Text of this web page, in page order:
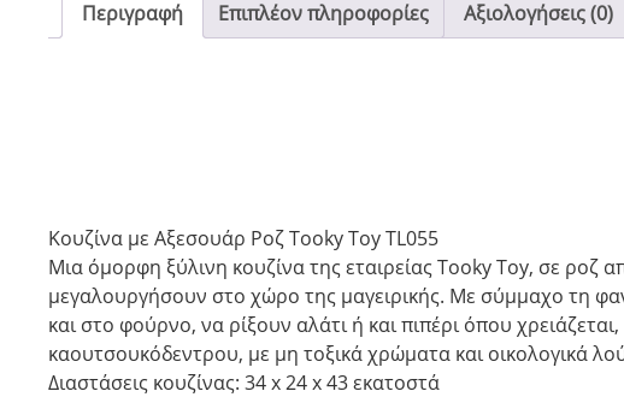
Περιγραφή Επιπλέον πληροφορίες Αξιολογήσεις (0)
Κουζίνα με Αξεσουάρ Ροζ Tooky Toy TL055
Μια όμορφη ξύλινη κουζίνα της εταιρείας Tooky Toy, σε
μεγαλουργήσουν στο χώρο της μαγειρικής. Με σύμμαχο τη
και στο φούρνο, να ρίξουν αλάτι ή και πιπέρι όπου
καουτσουκόδεντρου, με μη τοξικά χρώματα και οικολογικά
Διαστάσεις κουζίνας: 34 x 24 x 43 εκατοστά